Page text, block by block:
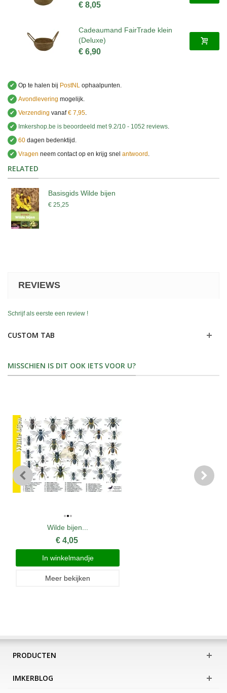
€ 8,05
Cadeaumand FairTrade klein
(Deluxe)
€ 6,90
✔ Op te halen bij PostNL ophaalpunten.
✔ Avondlevering mogelijk.
✔ Verzending vanaf€ 7,95
✔
Imkershop.be is beoordeeld met 9.2/10 - 1052 reviews
✔ 60 dagen bedenktijd.
✔ Vragen neem contact op en krijg snel antwoord
RELATED
Basisgids Wilde bijen
€ 25,25
REVIEWS
Schrijf als eerste een review !
CUSTOM TAB
MISSCHIEN IS DIT OOK IETS VOOR U?
Wilde bijen...
€ 4,05
In winkelmandje
Meer bekijken
PRODUCTEN
IMKERBLOG